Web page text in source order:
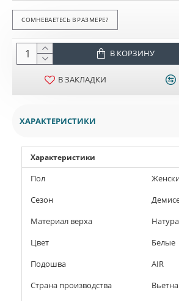
В КОРЗИНУ
В ЗАКЛАДКИ
ХАРАКТЕРИСТИКИ
Характеристики
Пол
Сезон
Материал верха
Цвет
Белые
Подошва
AIR
Страна производства
СОМНЕВАЕТЕСЬ В РАЗМЕРЕ?